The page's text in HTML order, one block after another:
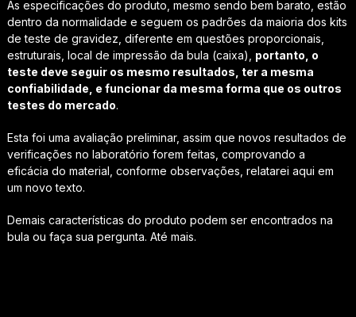
As especificações do produto, mesmo sendo bem barato, estão
dentro da normalidade e seguem os padrões da maioria dos kits
de teste de gravidez, diferente em questões proporcionais,
estruturais, local de impressão da bula (caixa), portanto, o
teste deve seguir os mesmo resultados, ter a mesma
confiabilidade, e funcionar da mesma forma que os outros
testes do mercado.
Esta foi uma avaliação preliminar, assim que novos resultados de
verificações no laboratório forem feitas, comprovando a
eficácia do material, conforme observações, relatarei aqui em
um novo texto.
Demais características do produto podem ser encontrados na
bula ou faça sua pergunta. Até mais.